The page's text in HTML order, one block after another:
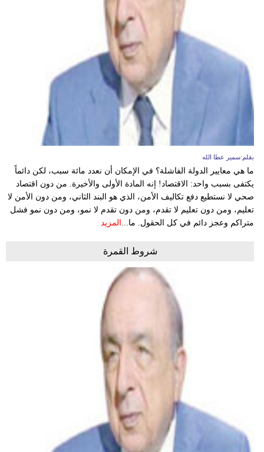
بقلم:سمير عطا الله
ما هي معايير الدولة الفاشلة؟ في الإمكان أن نعدد مائة سبب، لكن دائماً
يكتفى بسبب واحد: الاقتصاد! إنه المادة الأولى والأخيرة. من دون اقتصاد
صحي لا نستطيع دفع تكاليف الأمن، الذي هو البند الثاني، ومن دون الأمن لا
تعليم، ومن دون تعليم لا تقدم، ومن دون تقدم لا نمو، ومن دون نمو فشل
متراكم وعجز دائم في كل الحقول. ما... المزيد
شروط القمرة